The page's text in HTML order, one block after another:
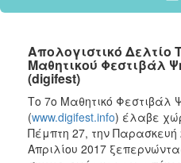
2024
2022
2021
2020
2019
2018
Απολογιστικό Δελτίο
Μαθητικού Φεστιβάλ
(digifest)
Το 7ο Μαθητικό Φεστιβάλ
(www.digifest.info) έλαβε
Πέμπτη 27, την Παρασκευή
Απριλίου 2017